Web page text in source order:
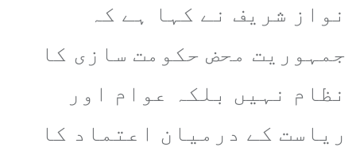
نواز شریف نے کہا ہے کہ
جمہوریت محض حکومت سازی کا
نظام نہیں بلکہ عوام اور
ریاست کے درمیان اعتماد کا